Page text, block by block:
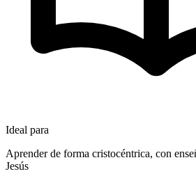
Ideal para
Aprender de forma cristocéntrica, con
Jesús